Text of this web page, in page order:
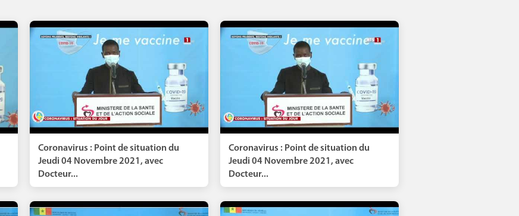
Coronavirus : Point de situation du
Jeudi 04 Novembre 2021, avec
Docteur...
Coronavirus : Point de situation du
Jeudi 04 Novembre 2021, avec
Docteur...